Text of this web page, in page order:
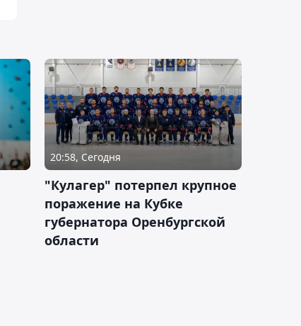
20:58, Сегодня
"Кулагер" потерпел крупное
поражение на Кубке
губернатора Оренбургской
области